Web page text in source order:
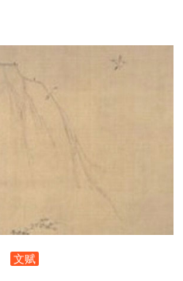
文赋